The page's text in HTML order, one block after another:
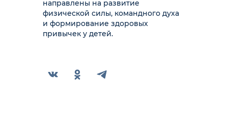
направлены на развитие
физической силы, командного духа
и формирование здоровых
привычек у детей.